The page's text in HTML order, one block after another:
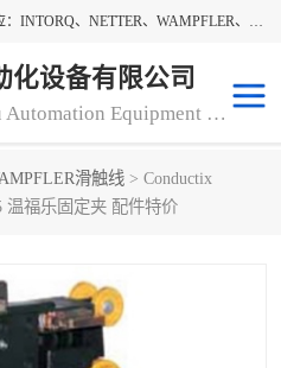
上海邵欧自动化设备有限公司批量供应：INTORQ、NETTER、WAMPFLER、WARNER、WICHITA、三菱离合器、warner离合器、NETTER振动器、WAMPFLER滑触线。上海邵欧自动化设备有限公司提供创新技术与产品解决方案，让客户享有高性价比，优质的产品和服务，我们坚持以持续技术和服务创新为客户不断创造价值。欢迎来电咨询！
化设备有限公司
Shanghai Shaoou Automation Equipment Co., Ltd
滑触线 > Conductix
温福乐固定夹 配件特价
LENZE
三菱离合器